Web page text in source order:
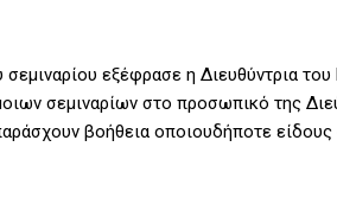
σεμιναρίου εξέφρασε η Διευθύντρια
σεμιναρίων στο προσωπικό της
βοήθεια οποιουδήποτε